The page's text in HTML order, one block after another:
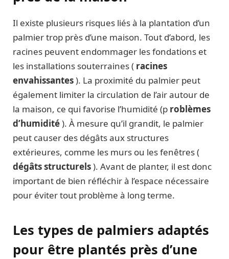
Il existe plusieurs risques liés à la plantation d’un
palmier trop près d’une maison. Tout d’abord, les
racines peuvent endommager les fondations et
les installations souterraines ( racines
envahissantes). La proximité du palmier peut
également limiter la circulation de l’air autour de
la maison, ce qui favorise l’humidité (p roblèmes
d’humidité). À mesure qu’il grandit, le palmier
peut causer des dégâts aux structures
extérieures, comme les murs ou les fenêtres (
dégâts structurels). Avant de planter, il est donc
important de bien réfléchir à l’espace nécessaire
pour éviter tout problème à long terme.
Les types de palmiers adaptés
pour être plantés près d’une